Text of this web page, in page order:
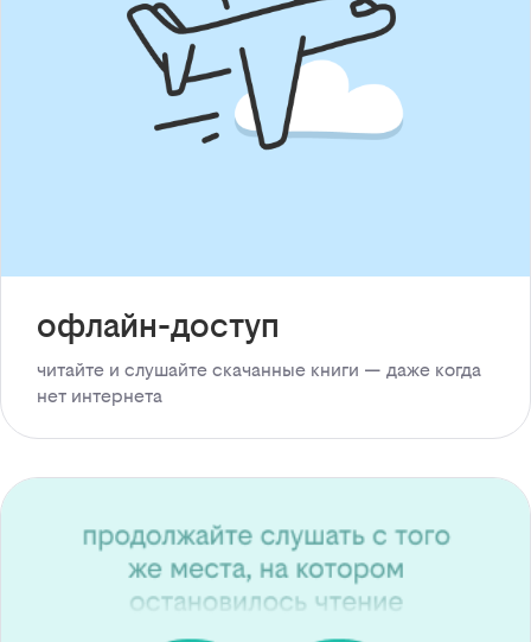
офлайн-доступ
читайте и слушайте скачанные книги — даже когда
нет интернета